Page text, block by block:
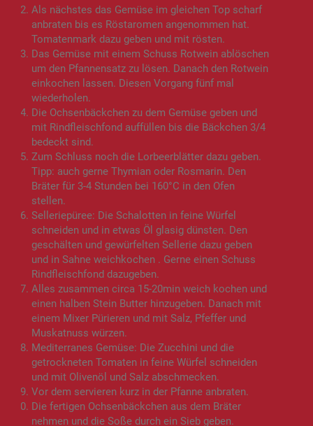
Als nächstes das Gemüse im gleichen Top scharf
anbraten bis es Röstaromen angenommen hat.
Tomatenmark dazu geben und mit rösten.
Das Gemüse mit einem Schuss Rotwein ablöschen
um den Pfannensatz zu lösen. Danach den Rotwein
einkochen lassen. Diesen Vorgang fünf mal
wiederholen.
Die Ochsenbäckchen zu dem Gemüse geben und
mit Rindfleischfond auffüllen bis die Bäckchen 3/4
bedeckt sind.
Zum Schluss noch die Lorbeerblätter dazu geben.
Tipp: auch gerne Thymian oder Rosmarin. Den
Bräter für 3-4 Stunden bei 160°C in den Ofen
stellen.
Selleriepüree: Die Schalotten in feine Würfel
schneiden und in etwas Öl glasig dünsten. Den
geschälten und gewürfelten Sellerie dazu geben
und in Sahne weichkochen . Gerne einen Schuss
Rindfleischfond dazugeben.
Alles zusammen circa 15-20min weich kochen und
einen halben Stein Butter hinzugeben. Danach mit
einem Mixer Pürieren und mit Salz, Pfeffer und
Muskatnuss würzen.
Mediterranes Gemüse: Die Zucchini und die
getrockneten Tomaten in feine Würfel schneiden
und mit Olivenöl und Salz abschmecken.
Vor dem servieren kurz in der Pfanne anbraten.
Die fertigen Ochsenbäckchen aus dem Bräter
nehmen und die Soße durch ein Sieb geben.